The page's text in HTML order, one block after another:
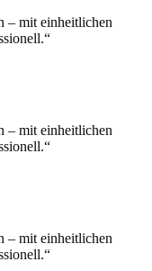
– mit einheitlichen
– mit einheitlichen
– mit einheitlichen